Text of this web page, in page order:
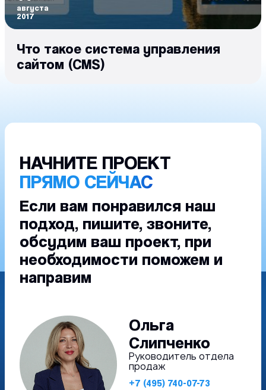
августа
2017
Что такое система управления
сайтом (CMS)
НАЧНИТЕ ПРОЕКТ
ПРЯМО СЕЙЧАС
Если вам понравился наш
подход, пишите, звоните,
обсудим ваш проект, при
необходимости поможем и
направим
Ольга
Слипченко
Руководитель отдела
продаж
+7 (495) 740-07-73